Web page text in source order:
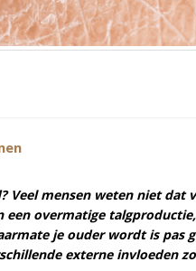
mensen weten niet dat
overmatige
je ouder wordt is pas
externe invloeden